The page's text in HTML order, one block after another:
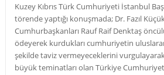
Kuzey Kıbrıs Türk Cumhuriyeti İstanbul
törende yaptığı konuşmada; Dr. Fazıl
Cumhurbaşkanları Rauf Raif Denktaş
ödeyerek kurdukları cumhuriyetin
şekilde taviz vermeyeceklerini
büyük teminatları olan Türkiye